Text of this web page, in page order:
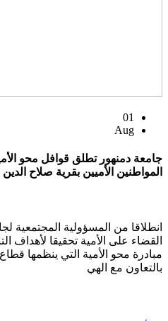
01
Aug
جامعة دمنهور تطلق قوافل محو
المواطنين الأميين بقرية صلاح
انطلاقا من المسؤولية المجتمعية
القضاء على الأمية تحقيقا لأهداف
مبادرة محو الأمية التي ينظمها
بالتعاون مع الهي